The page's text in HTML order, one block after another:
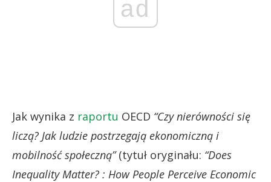
ad
Jak wynika z raportu OECD “Czy nierówności się
liczą? Jak ludzie postrzegają ekonomiczną i
mobilność społeczną”(tytuł oryginału: “Does
Inequality Matter? : How People Perceive Economic